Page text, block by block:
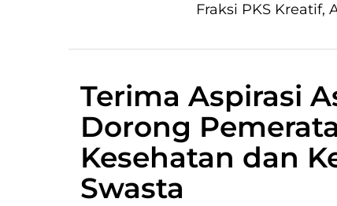
Fraksi PKS Kreatif,
Terima Aspirasi
Dorong
Kesehatan dan
Swasta